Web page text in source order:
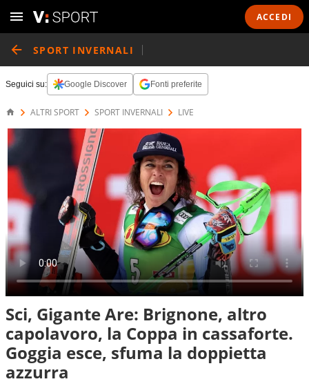
ACCEDI
SPORT INVERNALI
Seguici su: Google Discover Fonti preferite
ALTRI SPORT SPORT INVERNALI LIVE
Sci, Gigante Are: Brignone, altro
capolavoro, la Coppa in cassaforte.
Goggia esce, sfuma la doppietta
azzurra